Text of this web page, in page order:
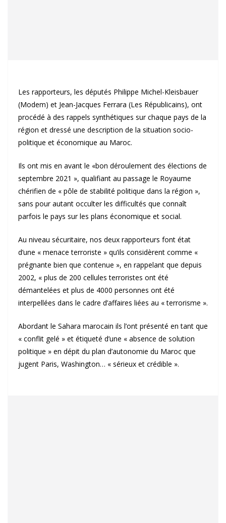
Les rapporteurs, les députés Philippe Michel-Kleisbauer
(Modem) et Jean-Jacques Ferrara (Les Républicains), ont
procédé à des rappels synthétiques sur chaque pays de la
région et dressé une description de la situation socio-
politique et économique au Maroc.
Ils ont mis en avant le «bon déroulement des élections de
septembre 2021 », qualifiant au passage le Royaume
chérifien de « pôle de stabilité politique dans la région »,
sans pour autant occulter les difficultés que connaît
parfois le pays sur les plans économique et social.
Au niveau sécuritaire, nos deux rapporteurs font état
d’une « menace terroriste » qu’ils considèrent comme «
prégnante bien que contenue », en rappelant que depuis
2002, « plus de 200 cellules terroristes ont été
démantelées et plus de 4000 personnes ont été
interpellées dans le cadre d’affaires liées au « terrorisme ».
Abordant le Sahara marocain ils l’ont présenté en tant que
« conflit gelé » et étiqueté d’une « absence de solution
politique » en dépit du plan d’autonomie du Maroc que
jugent Paris, Washington… « sérieux et crédible ».